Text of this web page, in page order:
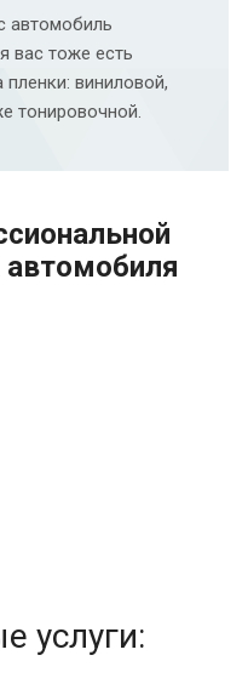
автомобиль
вас тоже есть
виниловой,
тонировочной.
автомобиля
услуги: